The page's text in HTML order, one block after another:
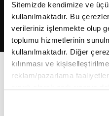
Sitemizde kendimize ve
kullanılmaktadır. Bu
verileriniz işlenmekte olup
toplumu hizmetlerinin
kullanılmaktadır. Diğer
kılınması ve
reklam/pazarlama
belirleyebilirsiniz.
2026Fikriyat. Tüm hakları